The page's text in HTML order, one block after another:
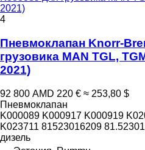
2021)
4
Пневмоклапан Knorr-
грузовика MAN TGL,
2021)
92 800 AMD 220 € ≈ 253,80 $
Пневмоклапан
K000089 K000917 K000919
K023711 81523016209
дизель